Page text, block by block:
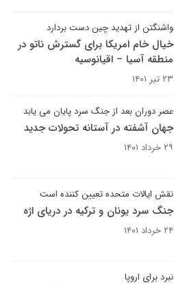
واشنگتن از تهدید چین دست بردارد
خیال خام امریکا برای گسترش ناتو در
منطقه آسیا – اقیانوسیه
۲۳ تیر ۱۴۰۱
عصر دوران بعد از جنگ سرد پایان می یابد
جهان آشفته‌ در آستانه تحولات جدید
۲۹ خرداد ۱۴۰۱
نقش ایالات متحده تعیین کننده است
جنگ سرد یونان و ترکیه در دریای اژه
۲۴ خرداد ۱۴۰۱
نبرد برای اروپا